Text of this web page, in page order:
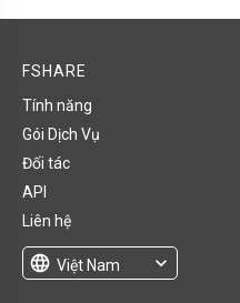
FSHARE
Tính năng
Gói Dịch Vụ
Đối tác
API
Liên hệ
language Việt Nam
expand_more